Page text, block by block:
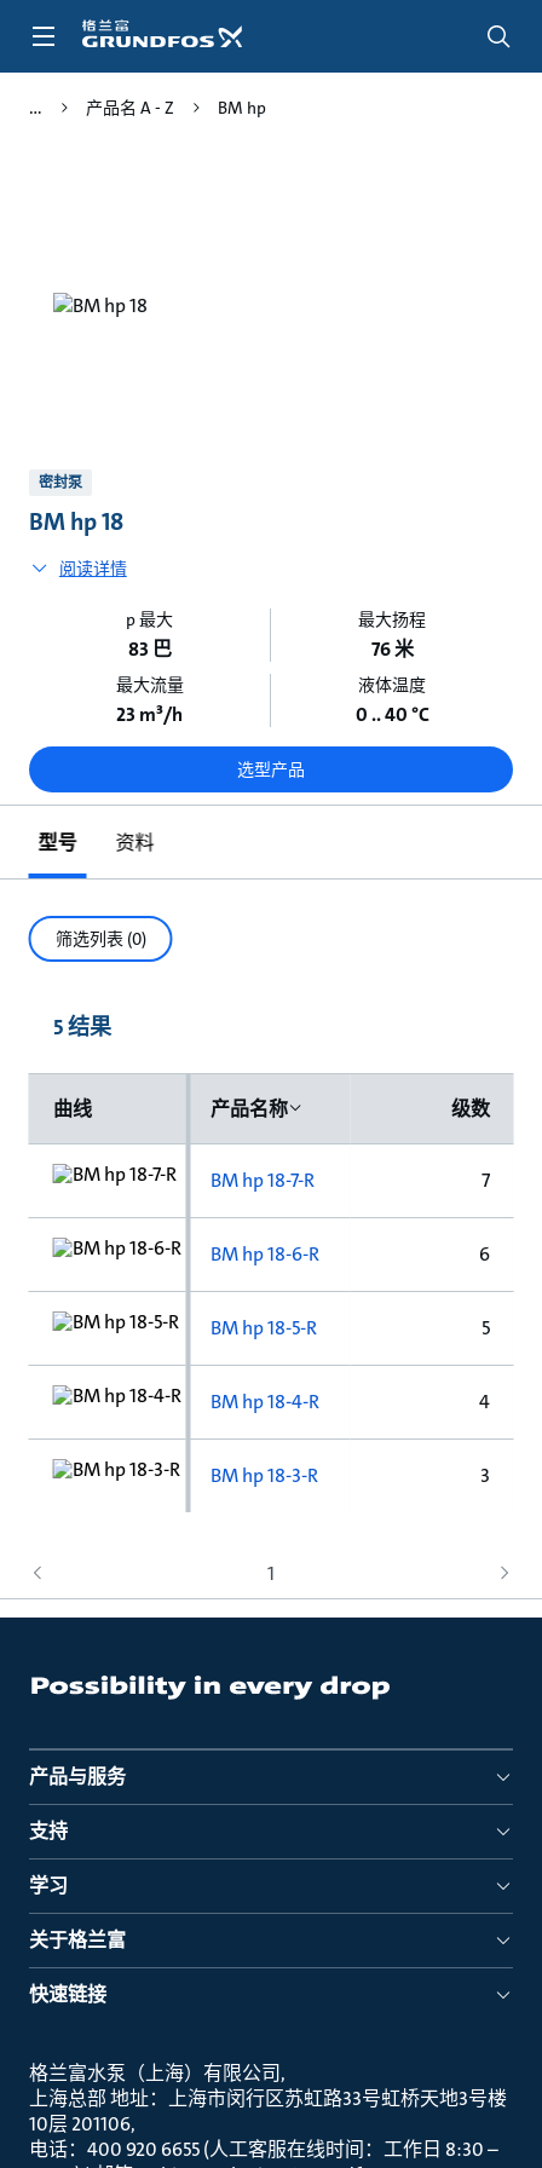
产品名 A - Z BM hp
密封泵
BM hp 18
阅读详情
p 最大
83 巴
最大扬程
76 米
最大流量
23 m³/h
液体温度
0 .. 40 °C
选型产品
型号 资料
筛选列表 (0)
5 结果
曲线 产品名称 级数
BM hp 18-7-R 7
BM hp 18-6-R 6
BM hp 18-5-R 5
BM hp 18-4-R 4
BM hp 18-3-R 3
上
一
页
1
下
一
页
产品与服务
支持
学习
关于格兰富
快速链接
格兰富水泵（上海）有限公司
上海总部 地址：上海市闵行区苏虹路33号虹桥天地3号楼
10层 201106
电话：400 920 6655 (人工客服在线时间：工作日 8:30 –